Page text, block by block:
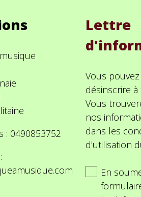
: 0490853752
Lettre
Vous
désinscrire
Vous
nos
dans les
d'utilisation
En